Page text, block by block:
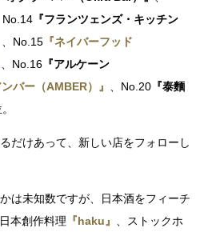
No.14 『フランツェンズ・キッチン
、No.15 『ネイバーフッド
、No.16 『アルケーン
ンバー（AMBER）』 、No.20 『泰麵
だけあって、新しい店をフォローし
は未知数ですが、日本酒をフィーチ
本創作料理 『haku』 、ストックホ